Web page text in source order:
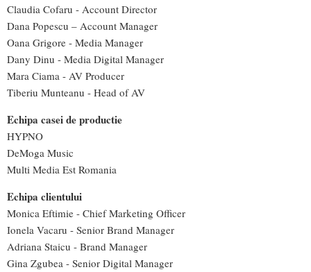
Claudia Cofaru - Account Director
Dana Popescu – Account Manager
Oana Grigore - Media Manager
Dany Dinu - Media Digital Manager
Mara Ciama - AV Producer
Tiberiu Munteanu - Head of AV
Echipa casei de productie
HYPNO
DeMoga Music
Multi Media Est Romania
Echipa clientului
Monica Eftimie - Chief Marketing Officer
Ionela Vacaru - Senior Brand Manager
Adriana Staicu - Brand Manager
Gina Zgubea - Senior Digital Manager